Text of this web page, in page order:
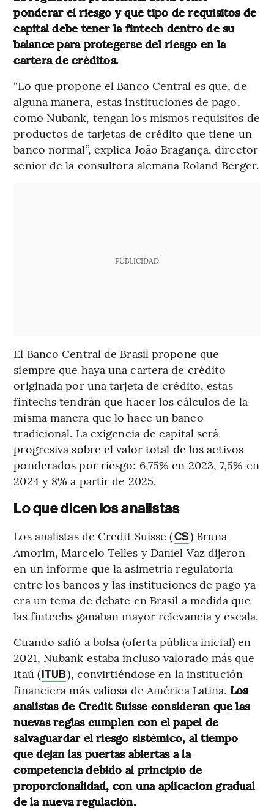
ponderar el riesgo y qué tipo de requisitos de
capital debe tener la fintech dentro de su
balance para protegerse del riesgo en la
cartera de créditos.
“Lo que propone el Banco Central es que, de
alguna manera, estas instituciones de pago,
como Nubank, tengan los mismos requisitos de
productos de tarjetas de crédito que tiene un
banco normal”, explica João Bragança, director
senior de la consultora alemana Roland Berger.
PUBLICIDAD
El Banco Central de Brasil propone que
siempre que haya una cartera de crédito
originada por una tarjeta de crédito, estas
fintechs tendrán que hacer los cálculos de la
misma manera que lo hace un banco
tradicional. La exigencia de capital será
progresiva sobre el valor total de los activos
ponderados por riesgo: 6,75% en 2023, 7,5% en
2024 y 8% a partir de 2025.
Lo que dicen los analistas
Los analistas de Credit Suisse (CS) Bruna
Amorim, Marcelo Telles y Daniel Vaz dijeron
en un informe que la asimetría regulatoria
entre los bancos y las instituciones de pago ya
era un tema de debate en Brasil a medida que
las fintechs ganaban mayor relevancia y escala.
Cuando salió a bolsa (oferta pública inicial) en
2021, Nubank estaba incluso valorado más que
Itaú (ITUB), convirtiéndose en la institución
financiera más valiosa de América Latina. Los
analistas de Credit Suisse consideran que las
nuevas reglas cumplen con el papel de
salvaguardar el riesgo sistémico, al tiempo
que dejan las puertas abiertas a la
competencia debido al principio de
proporcionalidad, con una aplicación gradual
de la nueva regulación.